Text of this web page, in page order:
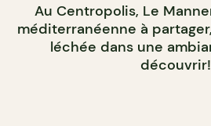
Au Centropolis, Le
méditerranéenne à
léchée dans une
découvrir!